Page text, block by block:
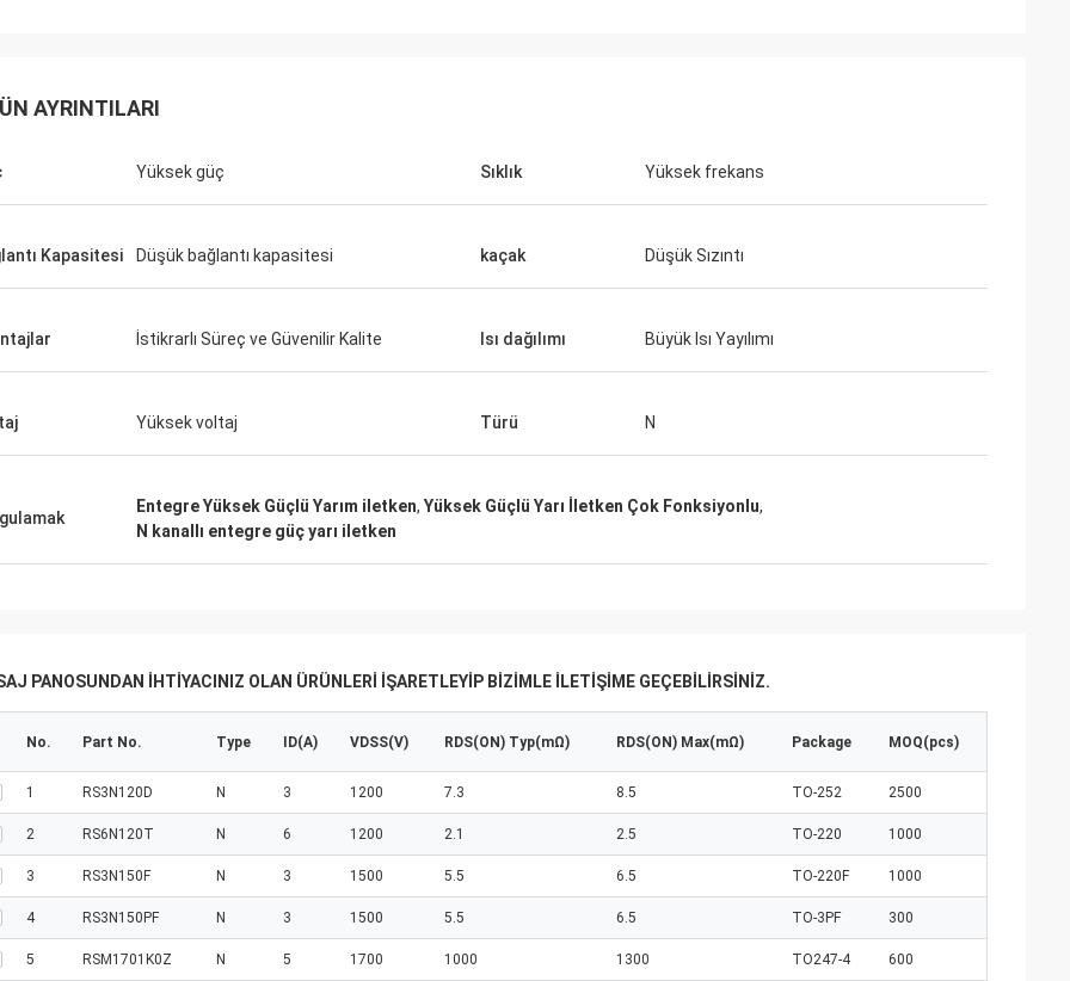
AYRINTILARI
Yüksek güç Sıklık Yüksek frekans
Kapasitesi Düşük bağlantı kapasitesi kaçak Düşük Sızıntı
İstikrarlı Süreç ve Güvenilir Kalite Isı dağılımı Büyük Isı Yayılımı
Yüksek voltaj Türü N
Entegre Yüksek Güçlü Yarım iletken, Yüksek Güçlü Yarı İletken Çok Fonksiyonlu,
N kanallı entegre güç yarı iletken
PANOSUNDAN IHTIYACINIZ OLAN ÜRÜNLERI IŞARETLEYIP BIZIMLE ILETIŞIME GEÇEBILIRSINIZ.
No. Part No. Type ID(A) VDSS(V) RDS(ON) Typ(mΩ) RDS(ON) Max(mΩ) Package MOQ(pcs)
1 RS3N120D N 3 1200 7.3 8.5 TO-252 2500
2 RS6N120T N 6 1200 2.1 2.5 TO-220 1000
3 RS3N150F N 3 1500 5.5 6.5 TO-220F 1000
4 RS3N150PF N 3 1500 5.5 6.5 TO-3PF 300
5 RSM1701K0Z N 5 1700 1000 1300 TO247-4 600